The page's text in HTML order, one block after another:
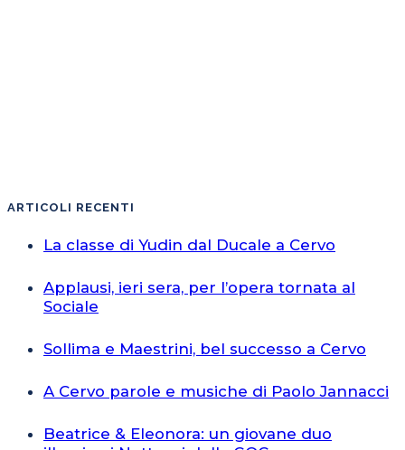
ARTICOLI RECENTI
La classe di Yudin dal Ducale a Cervo
Applausi, ieri sera, per l’opera tornata al
Sociale
Sollima e Maestrini, bel successo a Cervo
A Cervo parole e musiche di Paolo Jannacci
Beatrice & Eleonora: un giovane duo